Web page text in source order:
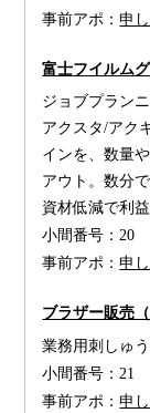
事前アポ：申
富士フイルム
ジョブプラン
アクスタ/アク
インを、数量
アウト。数分
資材低減で利益
小間番号： 20
事前アポ：申
ブラザー販売（
業務用刺しゅ
小間番号： 21
事前アポ：申